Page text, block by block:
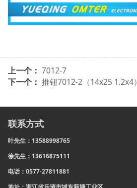
上一个： 7012-7
下一个： 推钮7012-2（14x25 1.2x4）
联系方式
叶先生：13588998765
徐先生：13616875111
电话：0577-27811881